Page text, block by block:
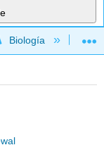
global
Biología